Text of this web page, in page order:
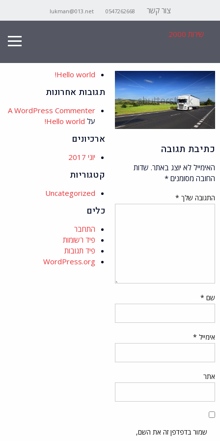
צור קשר 0547262668
lukman@013.net
שירות 2000
stock-photo-
כתיבת תגובה
האימייל לא יוצג באתר. שדות
החובה מסומנים *
התגובה שלך *
שם *
אימייל *
אתר
שמור בדפדפן זה את השם,
Hello world!
תגובות אחרונות
A WordPress Commenter
על Hello world!
ארכיונים
יוני 2017
קטגוריות
Uncategorized
כלים
התחבר
פיד רשומות
פיד תגובות
WordPress.org